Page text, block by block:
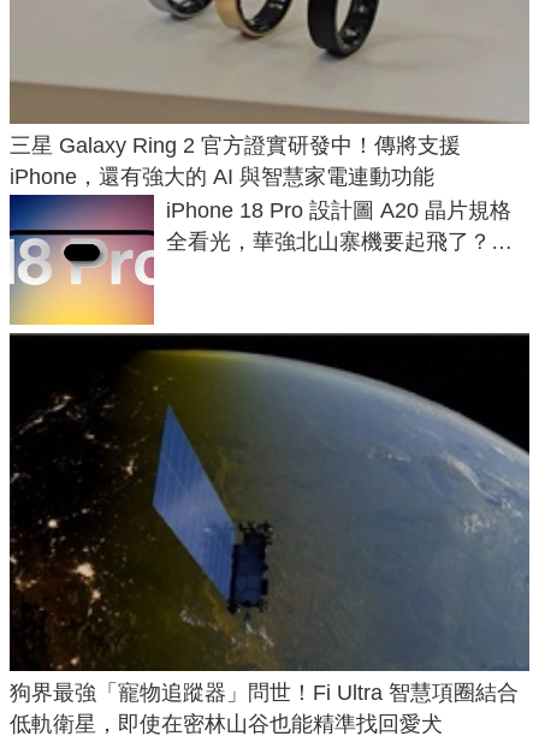
三星 Galaxy Ring 2 官方證實研發中！傳將支援
iPhone，還有強大的 AI 與智慧家電連動功能
iPhone 18 Pro 設計圖 A20 晶片規格
全看光，華強北山寨機要起飛了？專
狗界最強「寵物追蹤器」問世！Fi Ultra 智慧項圈結合
低軌衛星，即使在密林山谷也能精準找回愛犬